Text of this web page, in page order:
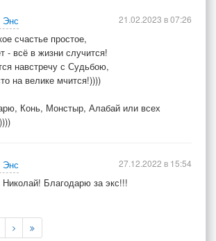
счастье простое,
- всё в жизни случится!
навстречу с Судьбою,
на велике мчится!))))
Конь, Монстыр, Алабай или всех
21.02.2023 в 07:26
Николай! Благодарю за экс!!!
27.12.2022 в 15:54